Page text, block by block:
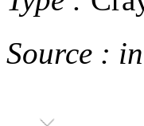
Source : in